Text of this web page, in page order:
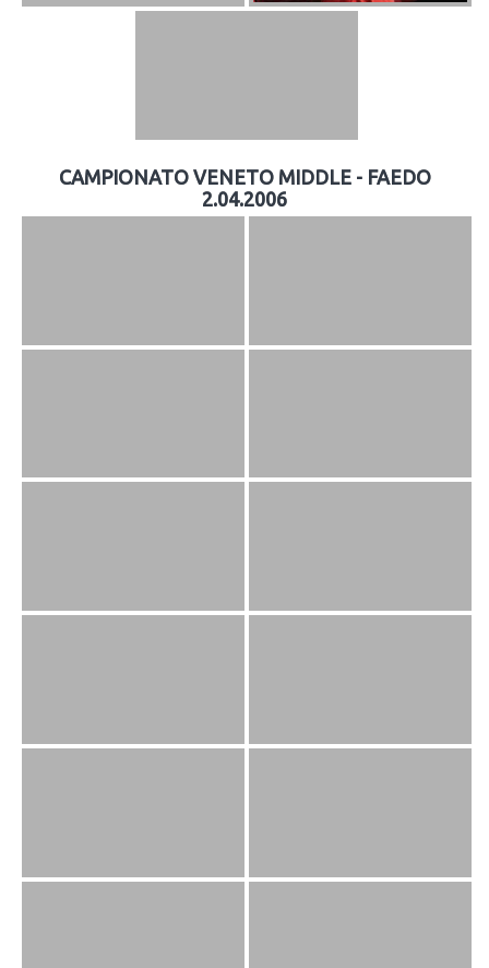
CAMPIONATO VENETO MIDDLE - FAEDO
2.04.2006